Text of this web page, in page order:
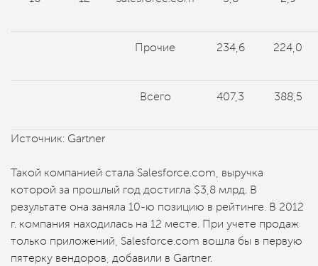
Прочие 234,6 224,0
Всего 407,3 388,5
Источник: Gartner
Такой компанией стала Salesforce.com, выручка
которой за прошлый год достигла $3,8 млрд. В
результате она заняла 10-ю позицию в рейтинге. В 2012
г. компания находилась на 12 месте. При учете продаж
только приложений, Salesforce.com вошла бы в первую
пятерку вендоров, добавили в Gartner.